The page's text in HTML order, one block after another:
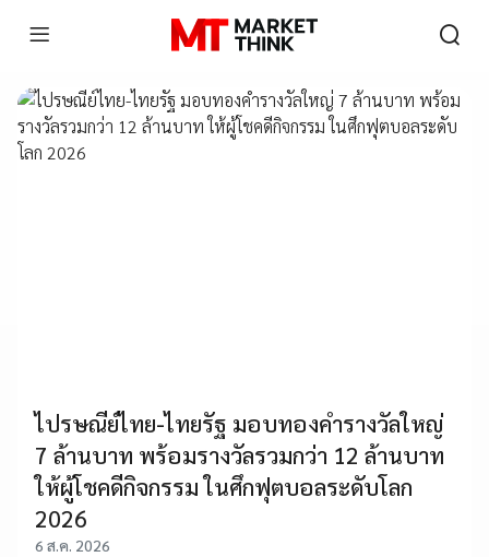
ไปรษณีย์ไทย-ไทยรัฐ มอบทองคำรางวัลใหญ่
7 ล้านบาท พร้อมรางวัลรวมกว่า 12 ล้านบาท
ให้ผู้โชคดีกิจกรรม ในศึกฟุตบอลระดับโลก
2026
6 ส.ค. 2026